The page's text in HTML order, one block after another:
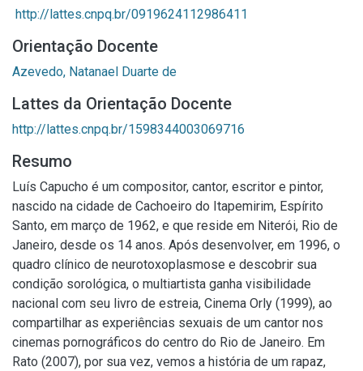
http://lattes.cnpq.br/0919624112986411
Orientação Docente
Azevedo, Natanael Duarte de
Lattes da Orientação Docente
http://lattes.cnpq.br/1598344003069716
Resumo
Luís Capucho é um compositor, cantor, escritor e pintor,
nascido na cidade de Cachoeiro do Itapemirim, Espírito
Santo, em março de 1962, e que reside em Niterói, Rio de
Janeiro, desde os 14 anos. Após desenvolver, em 1996, o
quadro clínico de neurotoxoplasmose e descobrir sua
condição sorológica, o multiartista ganha visibilidade
nacional com seu livro de estreia, Cinema Orly (1999), ao
compartilhar as experiências sexuais de um cantor nos
cinemas pornográficos do centro do Rio de Janeiro. Em
Rato (2007), por sua vez, vemos a história de um rapaz,